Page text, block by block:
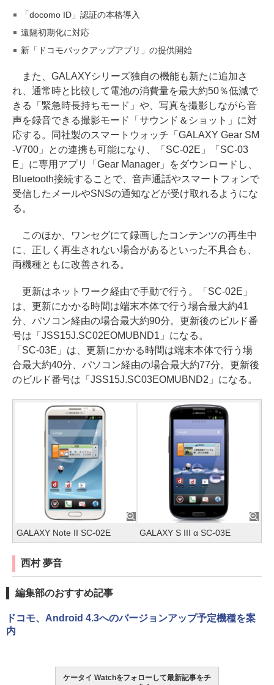
「docomo ID」認証の本格導入
遠隔初期化に対応
新「ドコモバックアップアプリ」の提供開始
また、GALAXYシリーズ独自の機能も新たに追加さ
れ、通常時と比較して電池の消費量を最大約50％低減で
きる「緊急時長持ちモード」や、写真を撮影しながら音
声を録音できる撮影モード「サウンド＆ショット」に対
応する。同社製のスマートウォッチ「GALAXY Gear SM
-V700」との連携も可能になり、「SC-02E」「SC-03
E」に専用アプリ「Gear Manager」をダウンロードし、
Bluetooth接続することで、音声通話やスマートフォンで
受信したメールやSNSの通知などが受け取れるようにな
る。
このほか、ワンセグにて録画したコンテンツの再生中
に、正しく再生されない場合があるといった不具合も、
両機種ともに改善される。
更新はネットワーク経由で手動で行う。「SC-02E」
は、更新にかかる時間は端末本体で行う場合最大約41
分、パソコン経由の場合最大約90分。更新後のビルド番
号は「JSS15J.SC02EOMUBND1」になる。
「SC-03E」は、更新にかかる時間は端末本体で行う場
合最大約40分、パソコン経由の場合最大約77分。更新後
のビルド番号は「JSS15J.SC03EOMUBND2」になる。
GALAXY Note II SC-02E GALAXY S III α SC-03E
西村 夢音
編集部のおすすめ記事
ドコモ、Android 4.3へのバージョンアップ予定機種を案
内
ケータイ Watchをフォローして最新記事をチ